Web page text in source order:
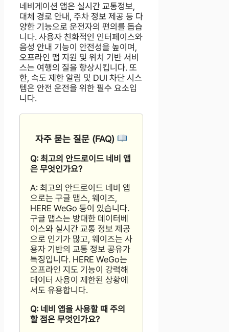
네비게이션 앱은 실시간 교통정보,
대체 경로 안내, 주차 정보 제공 등 다
양한 기능으로 운전자의 편의를 돕습
니다. 사용자 친화적인 인터페이스와
음성 안내 기능이 안전성을 높이며,
오프라인 맵 지원 및 위치 기반 서비
스는 여행의 질을 향상시킵니다. 또
한, 속도 제한 알림 및 DUI 차단 시스
템은 안전 운전을 위한 필수 요소입
니다.
자주 묻는 질문 (FAQ)
Q: 최고의 안드로이드 네비 앱
은 무엇인가요?
A: 최고의 안드로이드 네비 앱
으로는 구글 맵스, 웨이즈,
HERE WeGo 등이 있습니다.
구글 맵스는 방대한 데이터베
이스와 실시간 교통 정보 제공
으로 인기가 많고, 웨이즈는 사
용자 기반의 교통 정보 공유가
특징입니다. HERE WeGo는
오프라인 지도 기능이 강력해
데이터 사용이 제한된 상황에
서도 유용합니다.
Q: 네비 앱을 사용할 때 주의
할 점은 무엇인가요?